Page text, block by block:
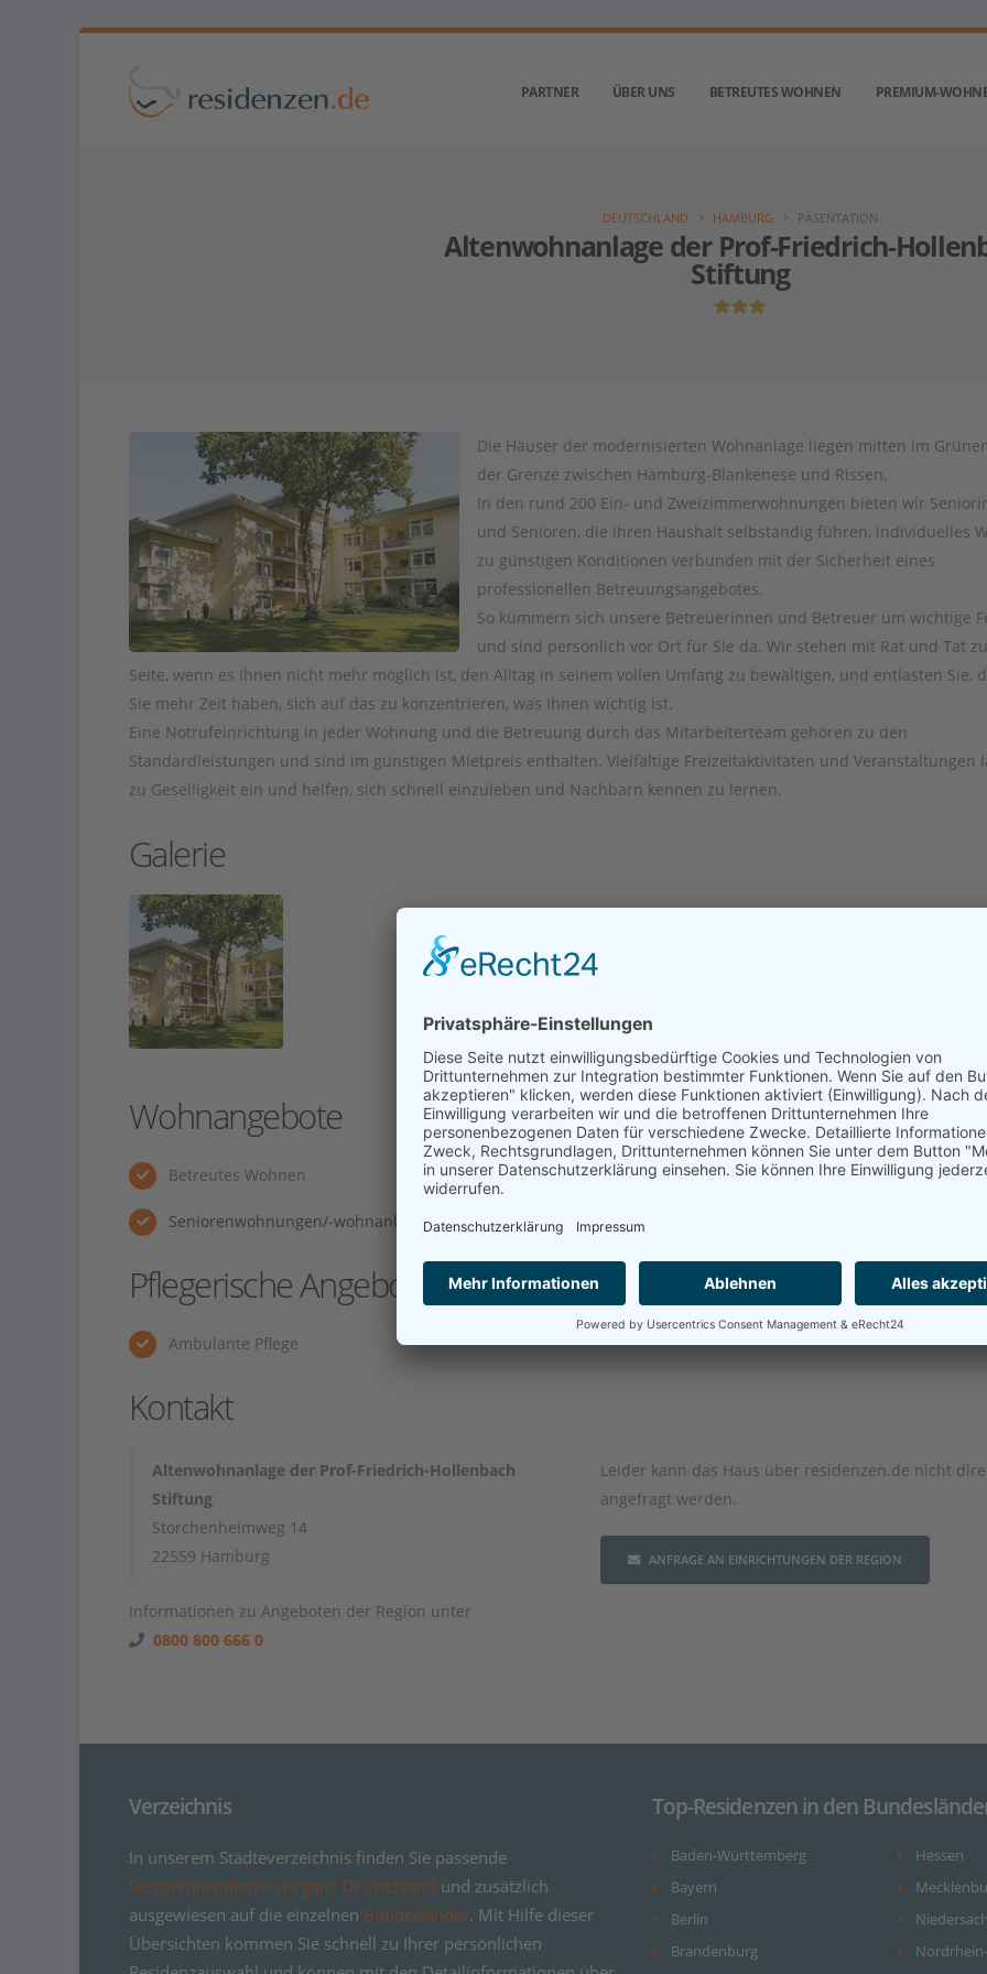
PARTNER ÜBER UNS BETREUTES WOHNEN PREMIUM-
Altenwohnanlage der Prof-Friedrich-
Stiftung
DEUTSCHLAND HAMBURG PÄSENTATION
Die Häuser der modernisierten Wohnanlage liegen mitten im
der Grenze zwischen Hamburg-Blankenese und Rissen.
In den rund 200 Ein- und Zweizimmerwohnungen bieten wir
und Senioren, die ihren Haushalt selbständig führen, individuelles
zu günstigen Konditionen verbunden mit der Sicherheit eines
professionellen Betreuungsangebotes.
So kümmern sich unsere Betreuerinnen und Betreuer um wichtige
und sind persönlich vor Ort für Sie da. Wir stehen mit Rat und Tat
Seite, wenn es Ihnen nicht mehr möglich ist, den Alltag in seinem vollen Umfang zu bewältigen, und entlasten Sie,
Sie mehr Zeit haben, sich auf das zu konzentrieren, was Ihnen wichtig ist.
Eine Notrufeinrichtung in jeder Wohnung und die Betreuung durch das Mitarbeiterteam gehören zu den
Standardleistungen und sind im günstigen Mietpreis enthalten. Vielfältige Freizeitaktivitäten und Veranstaltungen
zu Geselligkeit ein und helfen, sich schnell einzuleben und Nachbarn kennen zu lernen.
Galerie
Wohnangebote
Betreutes Wohnen
Seniorenwohnungen/-wohnanlage
Pflegerische Angebote
Ambulante Pflege
Kontakt
Altenwohnanlage der Prof-Friedrich-Hollenbach
Stiftung
Storchenheimweg 14
22559 Hamburg
Informationen zu Angeboten der Region unter
0800 800 666 0
Leider kann das Haus über residenzen.de nicht
angefragt werden.
ANFRAGE AN EINRICHTUNGEN DER REGION
Verzeichnis
In unserem Städteverzeichnis finden Sie passende
Seniorenresidenzen in ganz Deutschland und zusätzlich
ausgewiesen auf die einzelnen Bundesländer. Mit Hilfe dieser
Übersichten kommen Sie schnell zu Ihrer persönlichen
Top-Residenzen in den
Baden-Württemberg
Bayern
Berlin
Brandenburg
Hessen